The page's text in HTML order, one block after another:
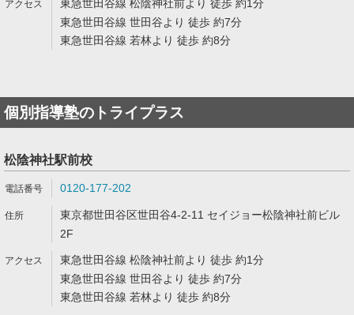
東急世田谷線 松陰神社前より 徒歩 約1分
東急世田谷線 世田谷より 徒歩 約7分
東急世田谷線 若林より 徒歩 約8分
個別指導塾のトライプラス
松陰神社駅前校
0120-177-202
東京都世田谷区世田谷4-2-11 セイジョー松陰神社前ビル
2F
東急世田谷線 松陰神社前より 徒歩 約1分
東急世田谷線 世田谷より 徒歩 約7分
東急世田谷線 若林より 徒歩 約8分